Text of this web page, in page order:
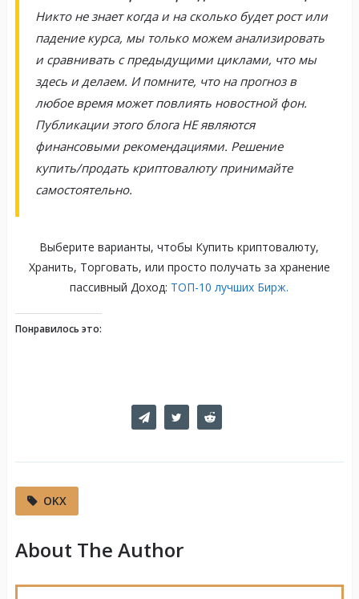
Никто не знает когда и на сколько будет рост или
падение курса, мы только можем анализировать
и сравнивать с предыдущими циклами, что мы
здесь и делаем. И помните, что на прогноз в
любое время может повлиять новостной фон.
Публикации этого блога НЕ являются
финансовыми рекомендациями. Решение
купить/продать криптовалюту принимайте
самостоятельно.
Выберите варианты, чтобы Купить криптовалюту,
Хранить, Торговать, или просто получать за хранение
пассивный Доход: ТОП-10 лучших Бирж.
Понравилось это:
OKX
About The Author